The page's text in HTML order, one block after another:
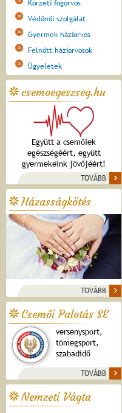
Körzeti fogorvos
Védőnői szolgálat
Gyermek háziorvos
Felnőtt háziorvosok
Ügyeletek
csemoegeszseg.hu
Együtt a csemőiek
egészségéért, együtt
gyermekeink jövőjéért!
TOVÁBB
Házasságkötés
TOVÁBB
Csemői Palotás SE
versenysport,
tömegsport,
szabadidő
TOVÁBB
Nemzeti Vágta